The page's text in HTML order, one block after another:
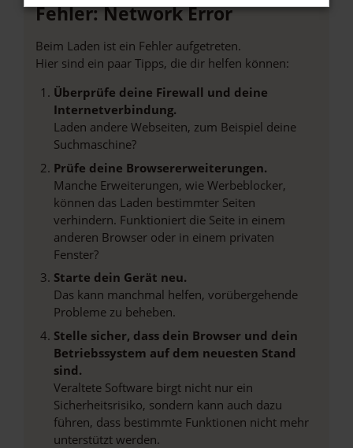
Fehler: Network Error
Beim Laden ist ein Fehler aufgetreten.
Hier sind ein paar Tipps, die dir helfen können:
Überprüfe deine Firewall und deine
Internetverbindung.
Laden andere Webseiten, zum Beispiel deine
Suchmaschine?
Prüfe deine Browsererweiterungen.
Manche Erweiterungen, wie Werbeblocker,
können das Laden bestimmter Seiten
verhindern. Funktioniert die Seite in einem
anderen Browser oder in einem privaten
Fenster?
Starte dein Gerät neu.
Das kann manchmal helfen, vorübergehende
Probleme zu beheben.
Stelle sicher, dass dein Browser und dein
Betriebssystem auf dem neuesten Stand
sind.
Veraltete Software birgt nicht nur ein
Sicherheitsrisiko, sondern kann auch dazu
führen, dass bestimmte Funktionen nicht mehr
unterstützt werden.